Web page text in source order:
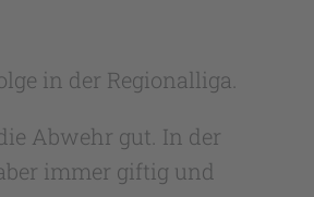
in der Regionalliga.
Abwehr gut. In der
immer giftig und